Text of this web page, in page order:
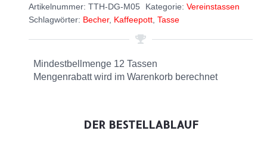
Artikelnummer: TTH-DG-M05 Kategorie: Vereinstassen
Schlagwörter: Becher, Kaffeepott Tasse
Mindestbellmenge 12 Tassen
Mengenrabatt wird im Warenkorb berechnet
DER BESTELLABLAUF